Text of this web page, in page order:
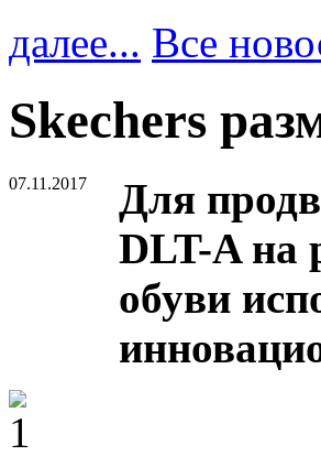
далее... Все
Skechers
07.11.2017
Для
DLT-A на
обуви